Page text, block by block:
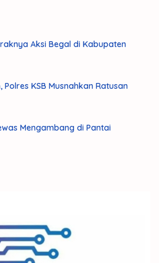
Aksi Begal di Kabupaten
KSB Musnahkan Ratusan
Mengambang di Pantai